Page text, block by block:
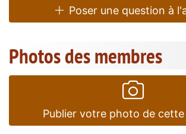
Poser une question à
Photos des membres
Publier votre photo de